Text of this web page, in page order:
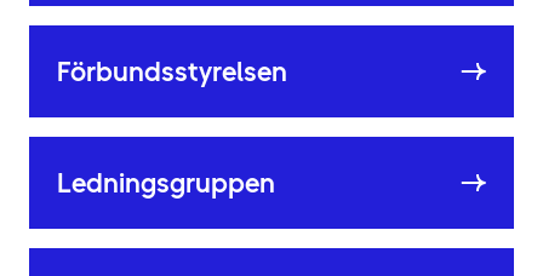
Förbundsstyrelsen
Ledningsgruppen